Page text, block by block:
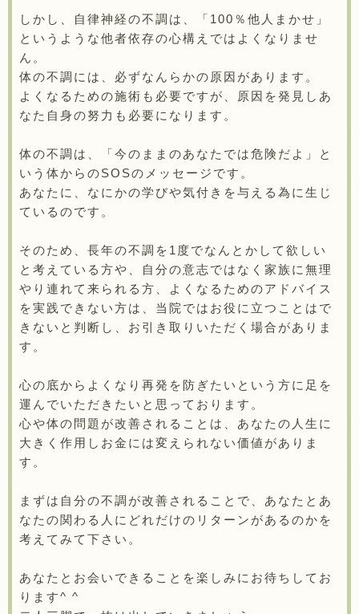
しかし、自律神経の不調は、「100％他人まかせ」
というような他者依存の心構えではよくなりませ
ん。
体の不調には、必ずなんらかの原因があります。
よくなるための施術も必要ですが、原因を発見しあ
なた自身の努力も必要になります。
体の不調は、「今のままのあなたでは危険だよ」と
いう体からのSOSのメッセージです。
あなたに、なにかの学びや気付きを与える為に生じ
ているのです。
そのため、長年の不調を1度でなんとかして欲しい
と考えている方や、自分の意志ではなく家族に無理
やり連れて来られる方、よくなるためのアドバイス
を実践できない方は、当院ではお役に立つことはで
きないと判断し、お引き取りいただく場合がありま
す。
心の底からよくなり再発を防ぎたいという方に足を
運んでいただきたいと思っております。
心や体の問題が改善されることは、あなたの人生に
大きく作用しお金には変えられない価値がありま
す。
まずは自分の不調が改善されることで、あなたとあ
なたの関わる人にどれだけのリターンがあるのかを
考えてみて下さい。
あなたとお会いできることを楽しみにお待ちしてお
ります^ ^